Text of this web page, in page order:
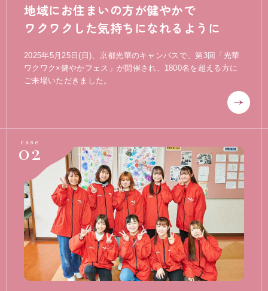
地域にお住まいの方が健やかで
ワクワクした気持ちになれるように
2025年5月25日(日)、京都光華のキャンパスで、第3回「光華
ワクワク×健やかフェス」が開催され、1800名を超える方に
ご来場いただきました。
02